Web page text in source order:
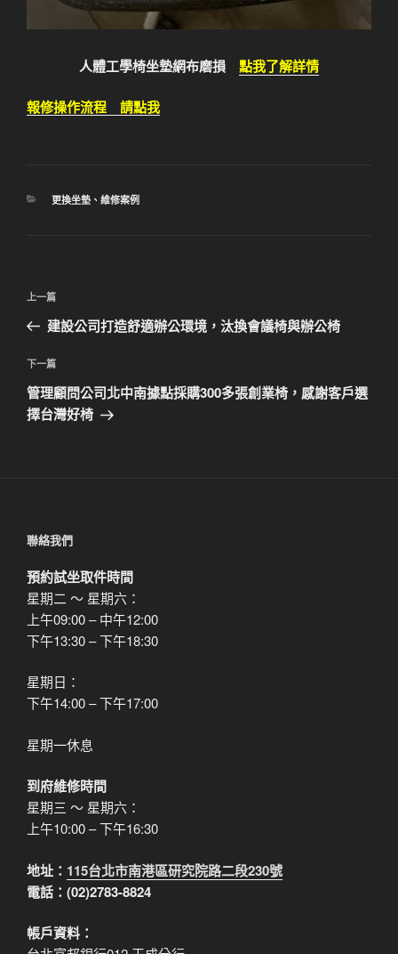
人體工學椅坐墊網布磨損 點我了解詳情
報修操作流程 請點我
分
更換坐墊、 維修案例
文
導
覽
上
一
文
章
上一篇
建設公司打造舒適辦公環境，汰換會議椅與辦公椅
下
一
篇
下一篇
管理顧問公司北中南據點採購300多張創業椅，感謝客戶選
擇台灣好椅
聯絡我們
預約試坐取件時間
星期二 ～ 星期六：
上午09:00 – 中午12:00
下午13:30 – 下午18:30
星期日：
下午14:00 – 下午17:00
星期一休息
到府維修時間
星期三 ～ 星期六：
上午10:00 – 下午16:30
地址： 115台北市南港區研究院路二段230號
電話：(02)2783-8824
帳戶資料：